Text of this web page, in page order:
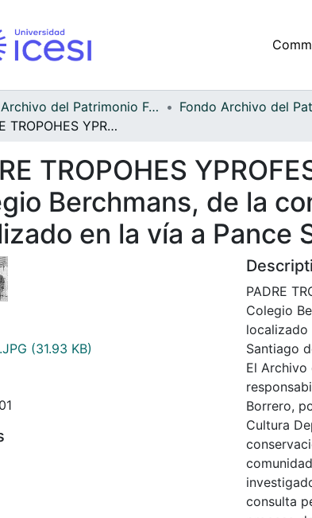
Archivo del Patrimonio Fotográfico y Fílmico del Valle del Cauca
PADRE TROPOHES YPROFESORES DEL COLEGIO BERCHMANS, El Colegio Berchmans, de la comunidad de los Jesuítas, hoy está localizado en la vía a Pance Santiago de Cali, C
TROPOHES
Berchmans, de la
en la vía a Pance
(31.93 KB)
PADRE
Colegio
localizado
Santiago
El Archivo
Borrero,
Cultura
consulta